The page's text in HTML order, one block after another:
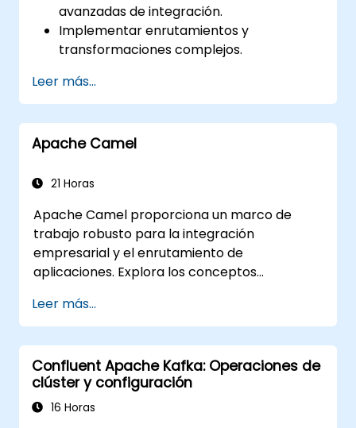
avanzadas de integración.
Implementar enrutamientos y
transformaciones complejos.
escalabilidad.
Gestionar errores y excepciones en
escenarios de integración complejos.
Integrar Apache Camel con diversas
Leer más...
Apache Camel
21 Horas
Apache Camel proporciona un marco de
trabajo robusto para la integración
empresarial y el enrutamiento de
aplicaciones. Explora los conceptos
transformación de mensajes, las estrategias
de manejo de errores, los conectores de
componentes, los Patrones de Integración
Empresarial (EIP) y la gestión de
transacciones. Guía a los desarrolladores
mediante la configuración práctica de
Leer más...
Confluent Apache Kafka: Operaciones de
clúster y configuración
16 Horas